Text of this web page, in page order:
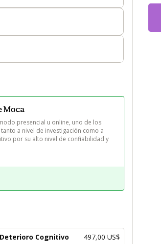
Moca
presencial u online, uno de los
a nivel de investigación como a
por su alto nivel de confiabilidad y
Cognitivo 497,00 US$